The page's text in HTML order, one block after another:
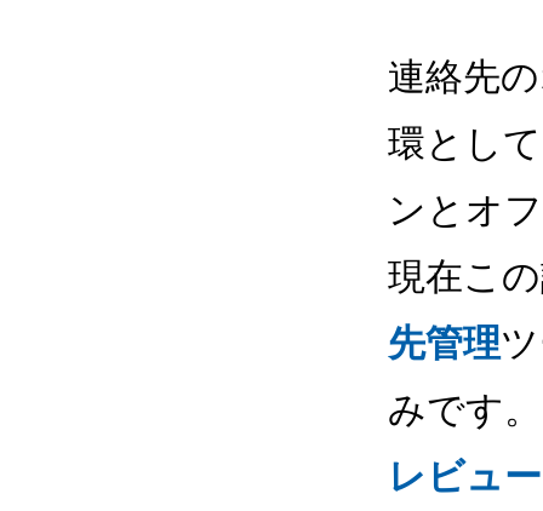
連絡先
環とし
ンとオ
現在こ
先管理
みです
レビュー